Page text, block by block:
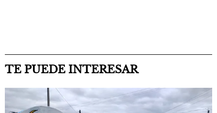
TE PUEDE INTERESAR